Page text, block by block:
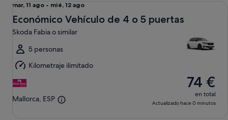
Del
mar,
11
ago
al
mié,
12
ago
mar, 11 ago - mié, 12 ago
Económico Vehículo de 4 o 5 puertas
Skoda Fabia o similar
5 personas
Kilometraje ilimitado
Mallorca, ESP
74 €
en total
Actualizado hace 0 minutos